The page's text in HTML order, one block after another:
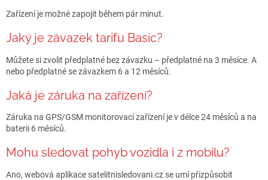
Zařízení je možné zapojit během pár minut.
Jaký je závazek tarifu Basic?
Můžete si zvolit předplatné bez závazku – předplatné na 3 měsíce. A
nebo předplatné se závazkem 6 a 12 měsíců.
Jaká je záruka na zařízení?
Záruka na GPS/GSM monitorovací zařízení je v délce 24 měsíců a na
baterii 6 měsíců.
Mohu sledovat pohyb vozidla i z mobilu?
Ano, webová aplikace satelitnisledovani.cz se umí přizpůsobit